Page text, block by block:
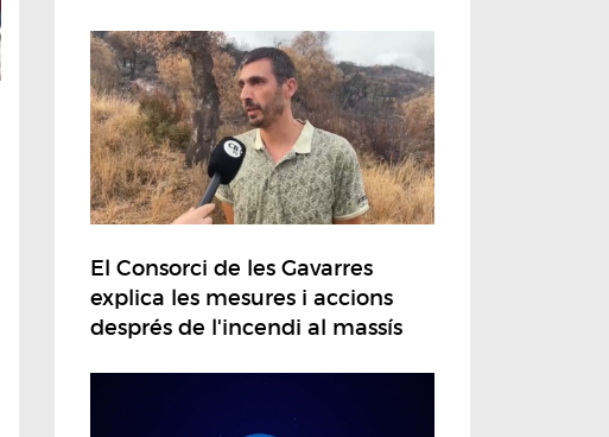
El Consorci de les Gavarres
explica les mesures i accions
després de l'incendi al massís